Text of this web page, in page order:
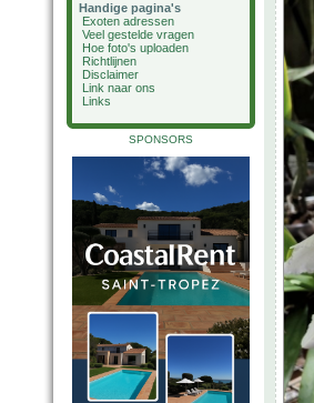
Handige pagina's
Exoten adressen
Veel gestelde vragen
Hoe foto's uploaden
Richtlijnen
Disclaimer
Link naar ons
Links
SPONSORS